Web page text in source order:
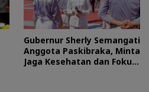
Gubernur Sherly Semangati
Anggota Paskibraka, Minta
Jaga Kesehatan dan Fokus